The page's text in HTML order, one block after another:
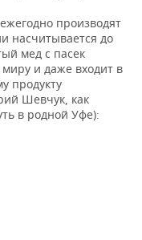
производят
насчитывается до
мед с пасек
и даже входит в
продукту
Шевчук, как
в родной Уфе):